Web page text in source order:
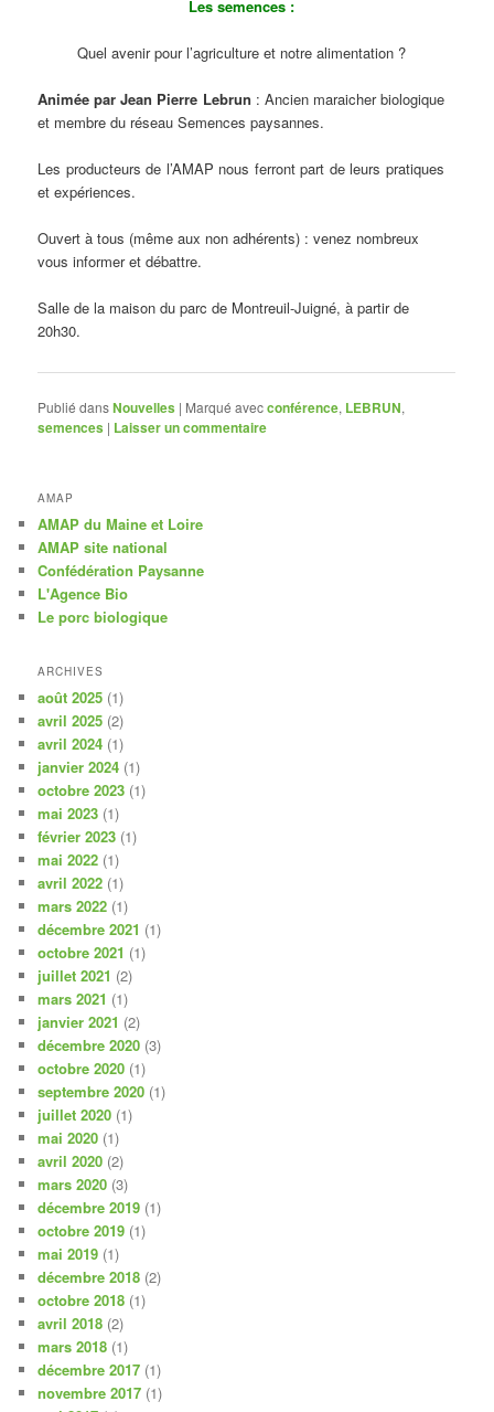
Les semences :
Quel avenir pour l’agriculture et notre alimentation ?
Animée par Jean Pierre Lebrun : Ancien maraicher biologique
et membre du réseau Semences paysannes.
Les producteurs de l’AMAP nous ferront part de leurs pratiques
et expériences.
Ouvert à tous (même aux non adhérents) : venez nombreux
vous informer et débattre.
Salle de la maison du parc de Montreuil-Juigné, à partir de
20h30.
Publié dansNouvelles | Marqué avecconférence, LEBRUN,
semences | Laisser un commentaire
AMAP
AMAP du Maine et Loire
AMAP site national
Confédération Paysanne
L'Agence Bio
Le porc biologique
ARCHIVES
août 2025 (1)
avril 2025 (2)
avril 2024 (1)
janvier 2024 (1)
octobre 2023 (1)
mai 2023 (1)
février 2023 (1)
mai 2022 (1)
avril 2022 (1)
mars 2022 (1)
décembre 2021 (1)
octobre 2021 (1)
juillet 2021 (2)
mars 2021 (1)
janvier 2021 (2)
décembre 2020 (3)
octobre 2020 (1)
septembre 2020 (1)
juillet 2020 (1)
mai 2020 (1)
avril 2020 (2)
mars 2020 (3)
décembre 2019 (1)
octobre 2019 (1)
mai 2019 (1)
décembre 2018 (2)
octobre 2018 (1)
avril 2018 (2)
mars 2018 (1)
décembre 2017 (1)
novembre 2017 (1)